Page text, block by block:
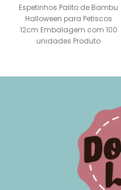
Espetinhos Palito de Bambu
Halloween para Petiscos
12cm Embalagem com 100
unidades Produto
biodegradável, que